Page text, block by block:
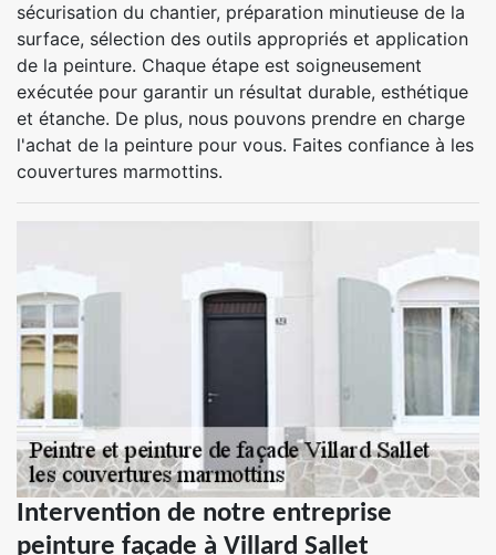
sécurisation du chantier, préparation minutieuse de la
surface, sélection des outils appropriés et application
de la peinture. Chaque étape est soigneusement
exécutée pour garantir un résultat durable, esthétique
et étanche. De plus, nous pouvons prendre en charge
l'achat de la peinture pour vous. Faites confiance à les
couvertures marmottins.
Intervention de notre entreprise
peinture façade à Villard Sallet